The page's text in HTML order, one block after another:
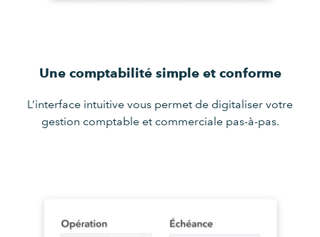
Une comptabilité simple et conforme
L’interface intuitive vous permet de digitaliser votre
gestion comptable et commerciale pas-à-pas.